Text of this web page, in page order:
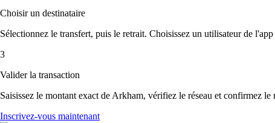
Choisir un destinataire
Sélectionnez le transfert, puis le retrait. Choisissez un utilisateur de
3
Valider la transaction
Saisissez le montant exact de Arkham, vérifiez le réseau et confirmez
Inscrivez-vous maintenant